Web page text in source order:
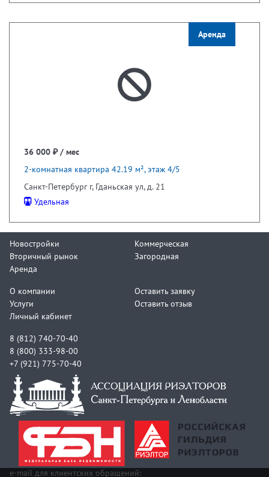
Аренда
36 000 ₽ / мес
2-комнатная квартира 42.19 м², этаж 4/5
Санкт-Петербург г, Гданьская ул, д. 21
Удельная
Новостройки
Вторичный рынок
Аренда
Коммерческая
Загородная
О компании
Услуги
Личный кабинет
Оставить заявку
Оставить отзыв
8 (812) 740-70-40
8 (800) 333-98-00
+7 (921) 775-70-40
e-mail для клиентских обращений: